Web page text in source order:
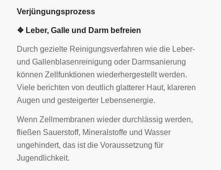
Verjüngungsprozess
❖ Leber, Galle und Darm befreien
Durch gezielte Reinigungsverfahren wie die Leber-
und Gallenblasenreinigung oder Darmsanierung
können Zellfunktionen wiederhergestellt werden.
Viele berichten von deutlich glatterer Haut, klareren
Augen und gesteigerter Lebensenergie.
Wenn Zellmembranen wieder durchlässig werden,
fließen Sauerstoff, Mineralstoffe und Wasser
ungehindert, das ist die Voraussetzung für
Jugendlichkeit.